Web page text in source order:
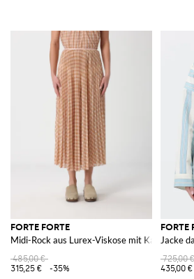
FORTE FORTE
Midi-Rock aus Lurex-Viskose mit Karomuster
485,00 €
315,25 €
-35%
FORTE
Jacke
725,00
435,00 €